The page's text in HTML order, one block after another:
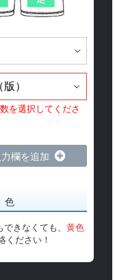
を選択してくださ
力欄を追加
色
きなくても、 黄色
ください！